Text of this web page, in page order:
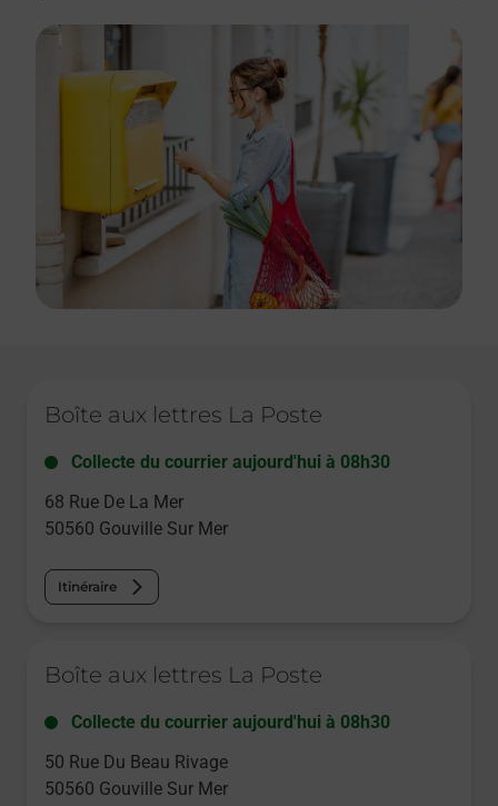
Boîte aux lettres La Poste
Collecte du courrier aujourd'hui à 08h30
68 Rue De La Mer
50560 Gouville Sur Mer
Itinéraire
Boîte aux lettres La Poste
Collecte du courrier aujourd'hui à 08h30
50 Rue Du Beau Rivage
50560 Gouville Sur Mer